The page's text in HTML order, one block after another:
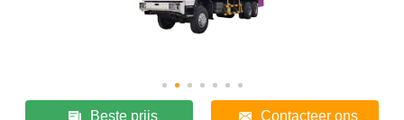
Beste prijs Contacteer ons